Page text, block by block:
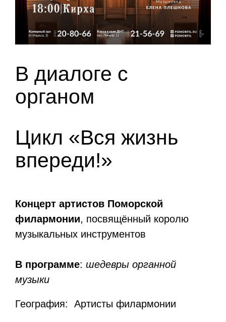
В диалоге с
органом
Цикл «Вся жизнь
впереди!»
Концерт артистов Поморской
филармонии, посвящённый королю
музыкальных инструментов
В программе: шедевры органной
музыки
География: Артисты филармонии